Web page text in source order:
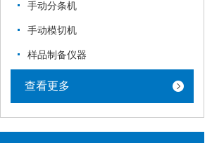
手动分条机
手动模切机
样品制备仪器
查看更多